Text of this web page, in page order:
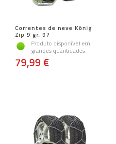
Correntes de neve König
Zip 9 gr. 97
Produto disponível em
grandes quantidades
79,99 €